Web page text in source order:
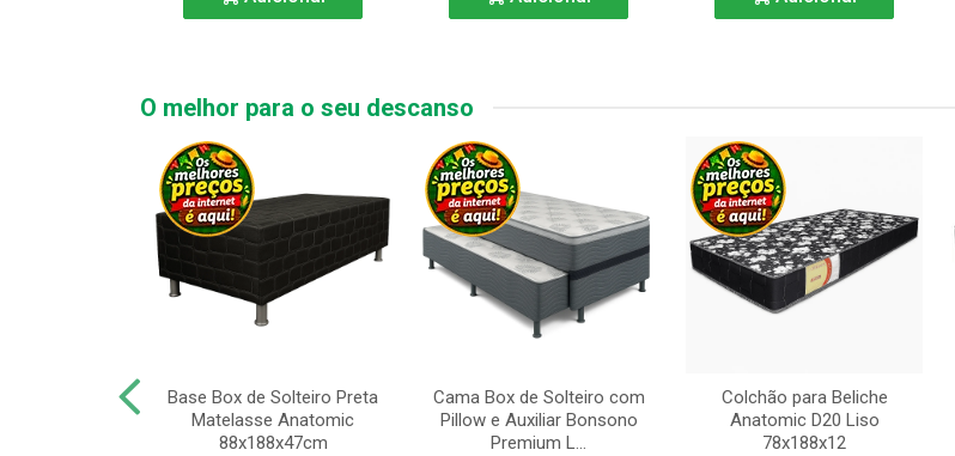
O melhor para o seu descanso
Base Box de Solteiro Preta
Matelasse Anatomic
88x188x47cm
Cama Box de Solteiro com
Pillow e Auxiliar Bonsono
Premium L...
Colchão para Beliche
Anatomic D20 Liso
78x188x12